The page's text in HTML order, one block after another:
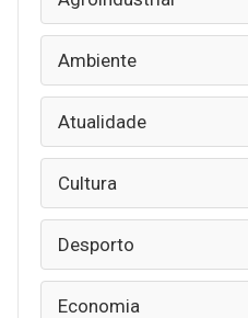
Ambiente
Atualidade
Cultura
Desporto
Economia